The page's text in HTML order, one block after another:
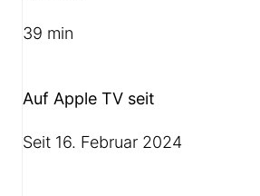
39 min
Auf Apple TV seit
Seit 16. Februar 2024